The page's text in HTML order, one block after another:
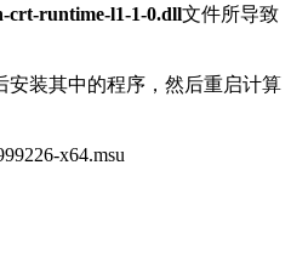
crt-runtime-l1-1-0.dll文件所导致
安装其中的程序，然后重启计算
x64.msu